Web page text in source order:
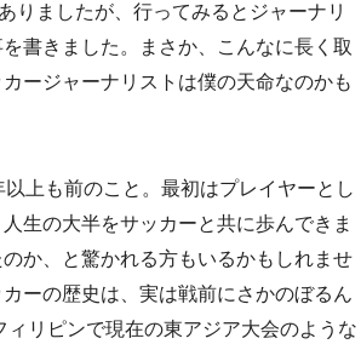
りましたが、行ってみるとジャーナリ
書きました。まさか、こんなに長く取
ージャーナリストは僕の天命なのかも
上も前のこと。最初はプレイヤーとし
生の大半をサッカーと共に歩んできま
か、と驚かれる方もいるかもしれませ
ーの歴史は、実は戦前にさかのぼるん
リピンで現在の東アジア大会のような